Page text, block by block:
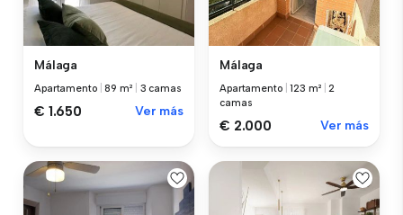
Málaga
Apartamento |89 m² 3 camas
€ 1.650 Ver más
Málaga
Apartamento |123 m² |2
camas
€ 2.000 Ver más